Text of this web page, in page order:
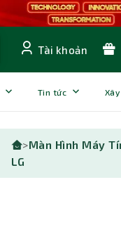
Tài khoản
Tin tức
>Màn Hình Máy
LG